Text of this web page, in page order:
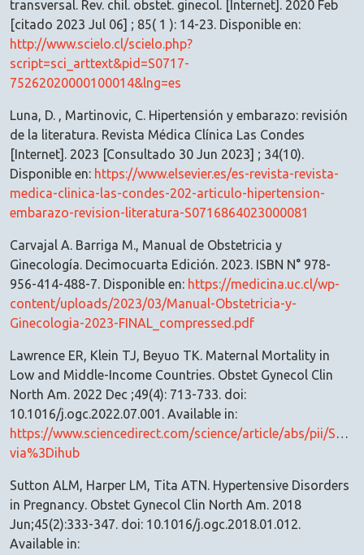
transversal. Rev. chil. obstet. ginecol. [Internet]. 2020 Feb
[citado 2023 Jul 06] ; 85( 1 ): 14-23. Disponible en:
http://www.scielo.cl/scielo.php?
script=sci_arttext&pid=S0717-
75262020000100014&lng=es
Luna, D. , Martinovic, C. Hipertensión y embarazo: revisión
de la literatura. Revista Médica Clínica Las Condes
[Internet]. 2023 [Consultado 30 Jun 2023] ; 34(10).
Disponible en: https://www.elsevier.es/es-revista-revista-
medica-clinica-las-condes-202-articulo-hipertension-
embarazo-revision-literatura-S0716864023000081
Carvajal A. Barriga M., Manual de Obstetricia y
Ginecología. Decimocuarta Edición. 2023. ISBN N° 978-
956-414-488-7. Disponible en: https://medicina.uc.cl/wp-
content/uploads/2023/03/Manual-Obstetricia-y-
Ginecologia-2023-FINAL_compressed.pdf
Lawrence ER, Klein TJ, Beyuo TK. Maternal Mortality in
Low and Middle-Income Countries. Obstet Gynecol Clin
North Am. 2022 Dec ;49(4): 713-733. doi:
10.1016/j.ogc.2022.07.001. Available in:
https://www.sciencedirect.com/science/article/abs/pii/
via%3Dihub
Sutton ALM, Harper LM, Tita ATN. Hypertensive Disorders
in Pregnancy. Obstet Gynecol Clin North Am. 2018
Jun;45(2):333-347. doi: 10.1016/j.ogc.2018.01.012.
Available in: